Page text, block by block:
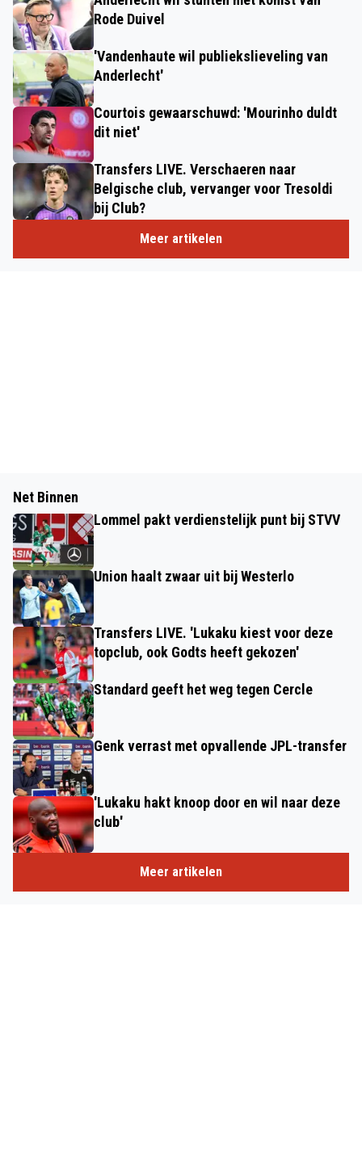
Rode Duivel
'Vandenhaute wil publiekslieveling van
Anderlecht'
Courtois gewaarschuwd: 'Mourinho duldt
dit niet'
Transfers LIVE. Verschaeren naar
Belgische club, vervanger voor Tresoldi
bij Club?
Meer artikelen
Net Binnen
Lommel pakt verdienstelijk punt bij STVV
Union haalt zwaar uit bij Westerlo
Transfers LIVE. 'Lukaku kiest voor deze
topclub, ook Godts heeft gekozen'
Standard geeft het weg tegen Cercle
Genk verrast met opvallende JPL-transfer
'Lukaku hakt knoop door en wil naar deze
club'
Meer artikelen